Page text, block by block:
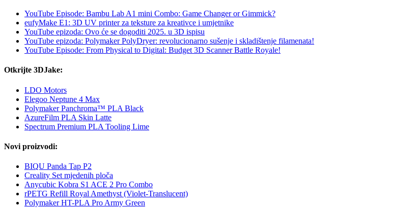
YouTube Episode: Bambu Lab A1 mini Combo: Game Changer or Gimmick?
eufyMake E1: 3D UV printer za teksture za kreativce i umjetnike
YouTube epizoda: Ovo će se dogoditi 2025. u 3D ispisu
YouTube epizoda: Polymaker PolyDryer: revolucionarno sušenje i skladištenje filamenata!
YouTube Episode: From Physical to Digital: Budget 3D Scanner Battle Royale!
Otkrijte 3DJake:
LDO Motors
Elegoo Neptune 4 Max
Polymaker Panchroma™ PLA Black
AzureFilm PLA Skin Latte
Spectrum Premium PLA Tooling Lime
Novi proizvodi:
BIQU Panda Tap P2
Creality Set mjedenih ploča
Anycubic Kobra S1 ACE 2 Pro Combo
rPETG Refill Royal Amethyst (Violet-Translucent)
Polymaker HT-PLA Pro Army Green